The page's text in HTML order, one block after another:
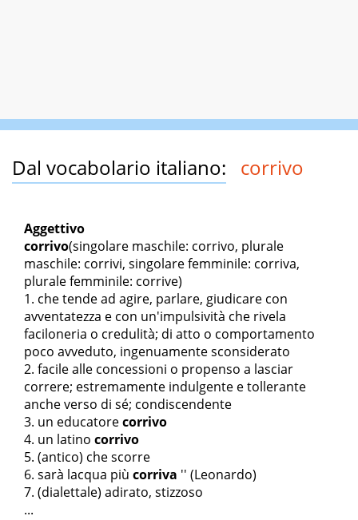
Dal vocabolario italiano: corrivo
Aggettivo
corrivo(singolare maschile: corrivo, plurale
maschile: corrivi, singolare femminile: corriva,
plurale femminile: corrive)
che tende ad agire, parlare, giudicare con
avventatezza e con un'impulsività che rivela
faciloneria o credulità; di atto o comportamento
poco avveduto, ingenuamente sconsiderato
facile alle concessioni o propenso a lasciar
correre; estremamente indulgente e tollerante
anche verso di sé; condiscendente
un educatorecorrivo
un latino corrivo
(antico) che scorre
sarà lacqua più corriva '' (Leonardo)
(dialettale) adirato, stizzoso
...